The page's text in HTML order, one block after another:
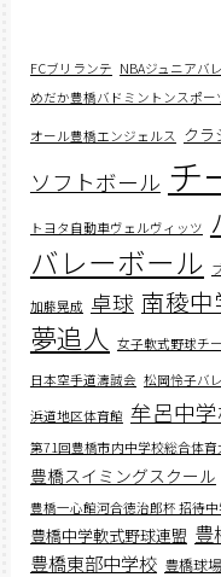
FCブリランテ NBAジュニアバ
めだか豊橋バドミントンスポー
オール豊橋エンジェルス クラ
ソフトボール チ
トヨタ自動車ヴェルヴィッツ
バレーボール
加藤晃成 卓球 南稜中
夢追人 女子軟式野球チ
日本空手道濤誠会 松岡怜子バ
浜道地区体育館 牟呂中
第71回豊橋市内中学校総合体
豊橋スイミングスクール
豊橋一心館河合徳治郎杯 招待
豊橋中学軟式野球連盟 豊
豊橋東部中学校 豊橋球場